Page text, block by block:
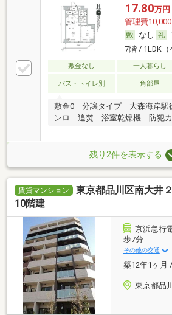
17.80万円
管理費10,000
なし
7階 / 1LDK（
敷金なし 一人暮らし
バス・トイレ別 角部屋
敷金0 分譲タイプ 大森海岸駅
ンロ 追焚 浴室乾燥機 防犯
残り2件を表示する
賃貸マンション
東京都品川区南大井
10階建
京浜急行
歩7分
その他の交通
築12年1ヶ月
東京都品